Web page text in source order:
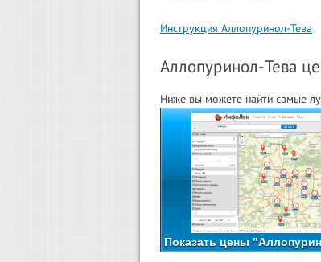
Инструкция Аллопуринол-Тева
Аллопуринол-Тева
Ниже вы можете найти самые
Показать цены